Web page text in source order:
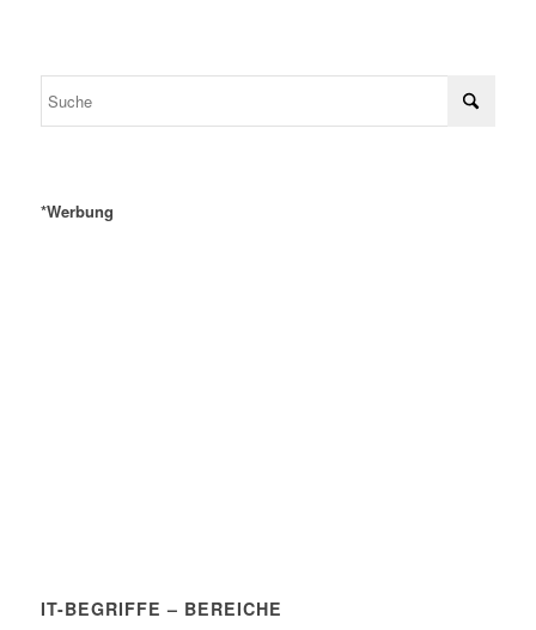
*Werbung
IT-BEGRIFFE – BEREICHE